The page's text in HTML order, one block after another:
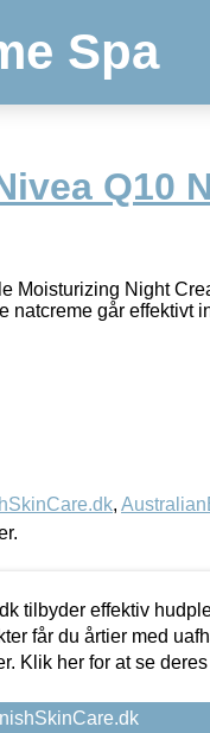
Spa
Q10
Moisturizing Night
går effektivt
,
tilbyder effektiv
får du årtier med
Klik her for at se